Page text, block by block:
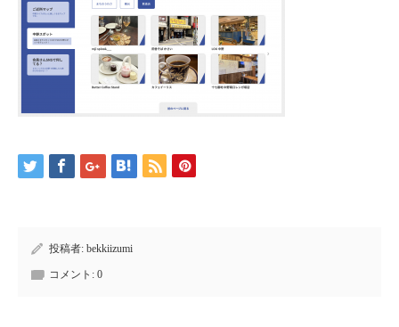
投稿者: bekkiizumi
コメント: 0